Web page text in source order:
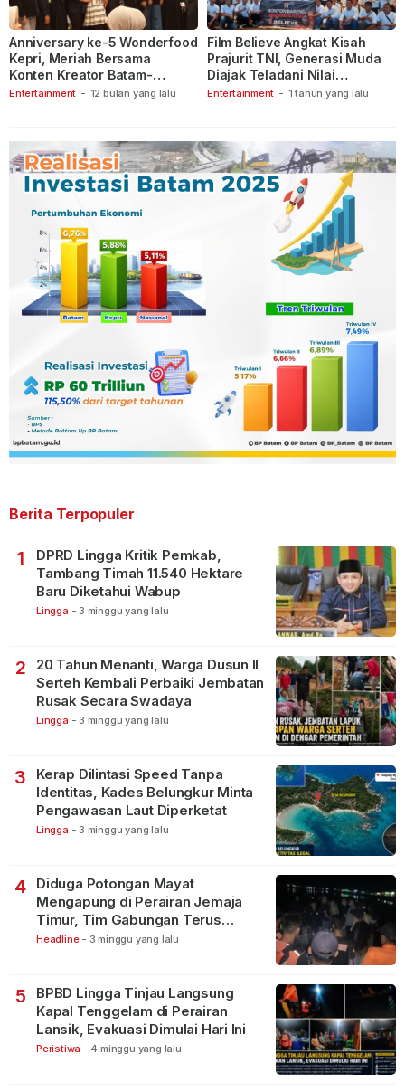
Entertainment - 12 bulan yang lalu
Anniversary ke-5 Wonderfood
Kepri, Meriah Bersama
Konten Kreator Batam-
Tanjungpinang
Entertainment - 1 tahun yang lalu
Film Believe Angkat Kisah
Prajurit TNI, Generasi Muda
Diajak Teladani Nilai
Keberanian
Berita Terpopuler
1
DPRD Lingga Kritik Pemkab,
Tambang Timah 11.540 Hektare
Baru Diketahui Wabup
Lingga - 3 minggu yang lalu
2
20 Tahun Menanti, Warga Dusun II
Serteh Kembali Perbaiki Jembatan
Rusak Secara Swadaya
Lingga - 3 minggu yang lalu
3
Kerap Dilintasi Speed Tanpa
Identitas, Kades Belungkur Minta
Pengawasan Laut Diperketat
Lingga - 3 minggu yang lalu
4
Diduga Potongan Mayat
Mengapung di Perairan Jemaja
Timur, Tim Gabungan Terus
Lakukan Pencarian
Headline - 3 minggu yang lalu
5
BPBD Lingga Tinjau Langsung
Kapal Tenggelam di Perairan
Lansik, Evakuasi Dimulai Hari Ini
Peristiwa - 4 minggu yang lalu